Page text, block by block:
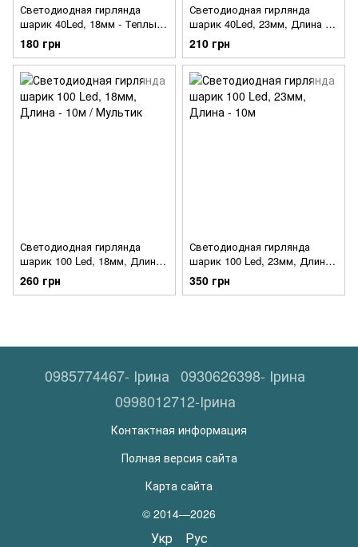
Светодиодная гирлянда
шарик 40Led, 18мм - Теплый
Белый
180 грн
Светодиодная гирлянда
шарик 40Led, 23мм, Длина -
5м / Мультик
210 грн
Светодиодная гирлянда
шарик 100 Led, 18мм, Длина -
10м / Мультик
260 грн
Светодиодная гирлянда
шарик 100 Led, 23мм, Длина -
10м
350 грн
0985774467- Ірина 0930626398- Ірина
0998012712-Ірина
Контактная информация
Полная версия сайта
Карта сайта
© 2014—2026
Укр Рус